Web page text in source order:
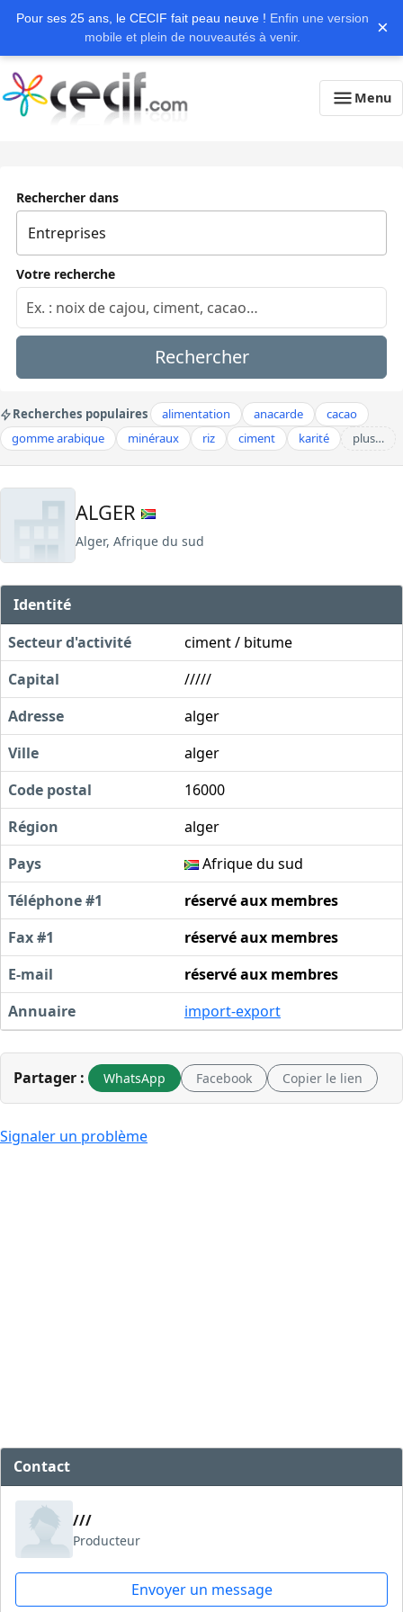
Pour ses 25 ans, le CECIF fait peau neuve ! Enfin une version
mobile et plein de nouveautés à venir.
×
Menu
Rechercher dans
Votre recherche
Rechercher
Recherches populaires alimentation anacarde
cacao
gomme arabique
minéraux riz ciment karité plus…
ALGER
Alger, Afrique du sud
Identité
Secteur d'activité
ciment / bitume
Capital
/////
Adresse
alger
Ville
alger
Code postal
16000
Région
alger
Pays
Afrique du sud
Téléphone #1
réservé aux membres
Fax #1
réservé aux membres
E-mail
réservé aux membres
Annuaire
import-export
Partager : WhatsApp Facebook Copier le lien
Signaler un problème
Contact
///
Producteur
Envoyer un message